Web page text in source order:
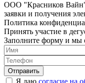
ООО "Красников Вайн"
заявки и получения
Политика
Принять участие в
Заполните форму и мы
Отправить
Я даю согласие на